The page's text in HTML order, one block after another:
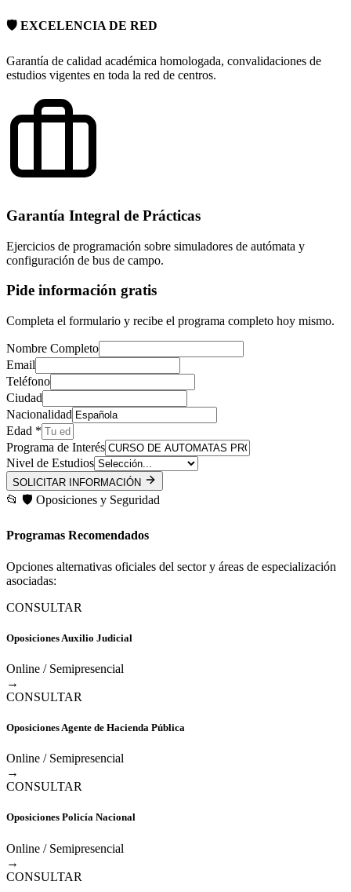
🛡️ EXCELENCIA DE RED
Garantía de calidad académica homologada, convalidaciones de
estudios vigentes en toda la red de centros.
Garantía Integral de Prácticas
Ejercicios de programación sobre simuladores de autómata y
configuración de bus de campo.
Pide información gratis
Completa el formulario y recibe el programa completo hoy mismo.
Nombre Completo
Email
Teléfono
Ciudad
Nacionalidad
Edad *
Programa de Interés
Nivel de Estudios
SOLICITAR INFORMACIÓN
📂 🛡️ Oposiciones y Seguridad
Programas Recomendados
Opciones alternativas oficiales del sector y áreas de especialización
asociadas:
CONSULTAR
Oposiciones Auxilio Judicial
Online / Semipresencial
→
CONSULTAR
Oposiciones Agente de Hacienda Pública
Online / Semipresencial
→
CONSULTAR
Oposiciones Policía Nacional
Online / Semipresencial
→
CONSULTAR